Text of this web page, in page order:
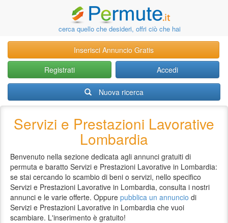
cerca quello che desideri, offri ciò che hai
Inserisci Annuncio Gratis
Registrati
Accedi
Nuova ricerca
Servizi e Prestazioni Lavorative
Lombardia
Benvenuto nella sezione dedicata agli annunci gratuiti di
permuta e baratto Servizi e Prestazioni Lavorative in Lombardia:
se stai cercando lo scambio di beni o servizi, nello specifico
Servizi e Prestazioni Lavorative in Lombardia, consulta i nostri
annunci e le varie offerte. Oppure pubblica un annuncio di
Servizi e Prestazioni Lavorative in Lombardia che vuoi
scambiare. L'inserimento è gratuito!